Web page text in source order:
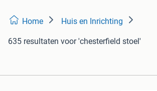
Home Huis en Inrichting
635 resultaten voor 'chesterfield stoel'